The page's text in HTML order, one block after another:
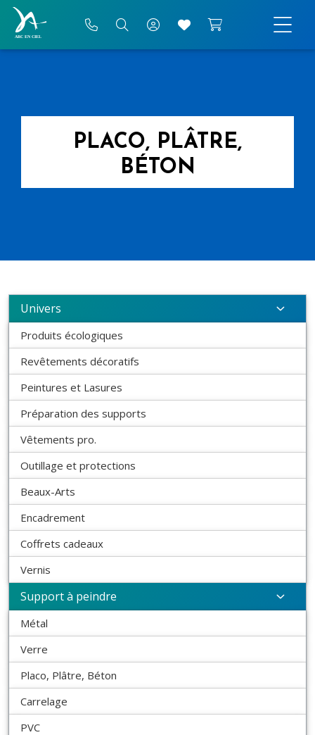
PLACO, PLÂTRE,
BÉTON
Univers
Produits écologiques
Revêtements décoratifs
Peintures et Lasures
Préparation des supports
Vêtements pro.
Outillage et protections
Beaux-Arts
Encadrement
Coffrets cadeaux
Vernis
Support à peindre
Métal
Verre
Placo, Plâtre, Béton
Carrelage
PVC